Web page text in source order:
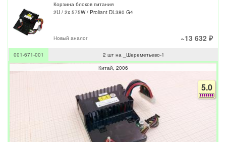
Корзина блоков питания
2U / 2x 575W / Proliant DL380 G4
Новый аналог ~13 632 ₽
001-671-001
2 шт на _Шереметьево-1
Китай 2006
5.0